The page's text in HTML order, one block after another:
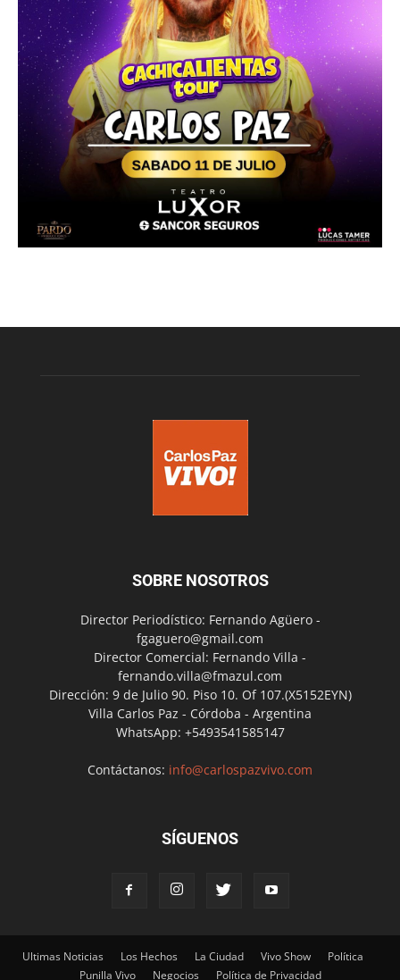
SOBRE NOSOTROS
Director Periodístico: Fernando Agüero -
fgaguero@gmail.com
Director Comercial: Fernando Villa -
fernando.villa@fmazul.com
Dirección: 9 de Julio 90. Piso 10. Of 107.(X5152EYN)
Villa Carlos Paz - Córdoba - Argentina
WhatsApp: +5493541585147
Contáctanos: info@carlospazvivo.com
SÍGUENOS
Ultimas Noticias Los Hechos La Ciudad Vivo Show
Política
Punilla Vivo
Negocios Política de Privacidad